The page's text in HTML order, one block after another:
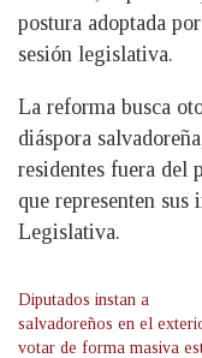
postura adoptada
sesión legislativa.
La reforma busca
diáspora
residentes fuera del
que representen sus
Legislativa.
Diputados instan a
salvadoreños en el
votar de forma masiva